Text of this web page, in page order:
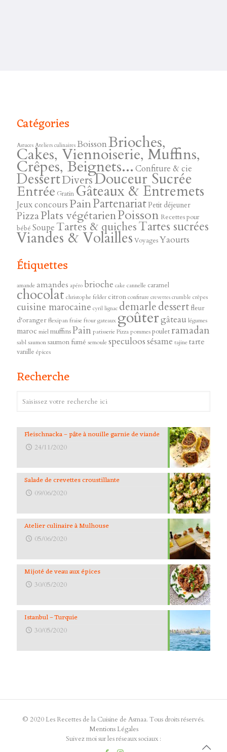
Catégories
Astuces Ateliers culinaires BoissonBrioches,
Cakes, Viennoiserie, Muffins,
Crêpes, Beignets... Confiture & cie
DessertDiversDouceur Sucrée
Entrée Gratin Gâteaux & Entremets
Jeux concoursPainPartenariatPetit déjeuner
PizzaPlats végétarienPoisson Recettes pour
bébé SoupeTartes & quichesTartes sucrées
Viandes & Volailles VoyagesYaourts
Étiquettes
amandeamandes apéro brioche cake cannelle caramel
chocolat christophe felder citronconfiture crevettes crumble crêpes
cuisine marocaine cyril lignac demarledessert fleur
d'orangerflexipanfraiseftourgateaux goûtergâteaulégumes
maroc mielmuffinsPainpatisseriePizzapommespouletramadan
sablsaumonsaumon fumé semoulespeculoossésame tajinetarte
vanille épices
Recherche
Fleischnacka – pâte à nouille garnie de viande
24/11/2020
Salade de crevettes croustillante
09/06/2020
Atelier culinaire à Mulhouse
05/06/2020
Mijoté de veau aux épices
30/05/2020
Istanbul – Turquie
30/05/2020
© 2020 Les Recettes de la Cuisine de Asmaa. Tous droits réservés.
Mentions Légales
Suivez moi sur les réseaux sociaux :